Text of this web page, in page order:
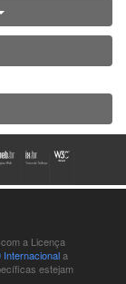
a Licença
Internacionala
estejam